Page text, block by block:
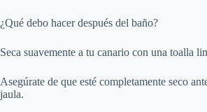
¿Qué debo hacer después del baño?
Seca suavemente a tu canario con una toalla
Asegúrate de que esté completamente seco
jaula.